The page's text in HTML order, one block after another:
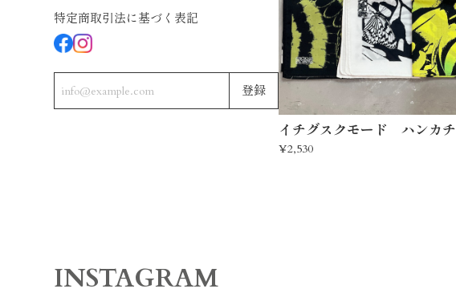
特定商取引法に基づく表記
登録
イチグスクモード ハンカチ
¥2,530
INSTAGRAM